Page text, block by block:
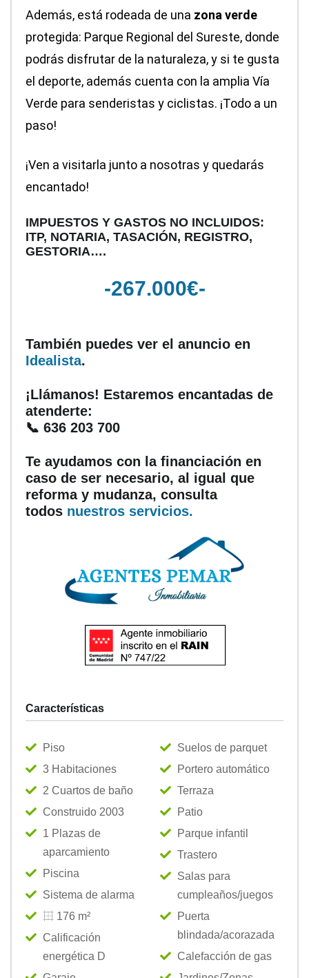
Además, está rodeada de una zona verde
protegida: Parque Regional del Sureste, donde
podrás disfrutar de la naturaleza, y si te gusta
el deporte, además cuenta con la amplia Vía
Verde para senderistas y ciclistas. ¡Todo a un
paso!
¡Ven a visitarla junto a nosotras y quedarás
encantado!
IMPUESTOS Y GASTOS NO INCLUIDOS:
ITP, NOTARIA, TASACIÓN, REGISTRO,
GESTORIA….
-267.000€-
También puedes ver el anuncio en
Idealista.
¡Llámanos! Estaremos encantadas de
atenderte:
📞 636 203 700
Te ayudamos con la financiación en
caso de ser necesario, al igual que
reforma y mudanza, consulta
todos nuestros servicios.
Características
Piso
3 Habitaciones
2 Cuartos de baño
Construido 2003
1 Plazas de
aparcamiento
Piscina
Sistema de alarma
176 m²
Calificación
energética D
Suelos de parquet
Portero automático
Terraza
Patio
Parque infantil
Trastero
Salas para
cumpleaños/juegos
Puerta
blindada/acorazada
Calefacción de gas